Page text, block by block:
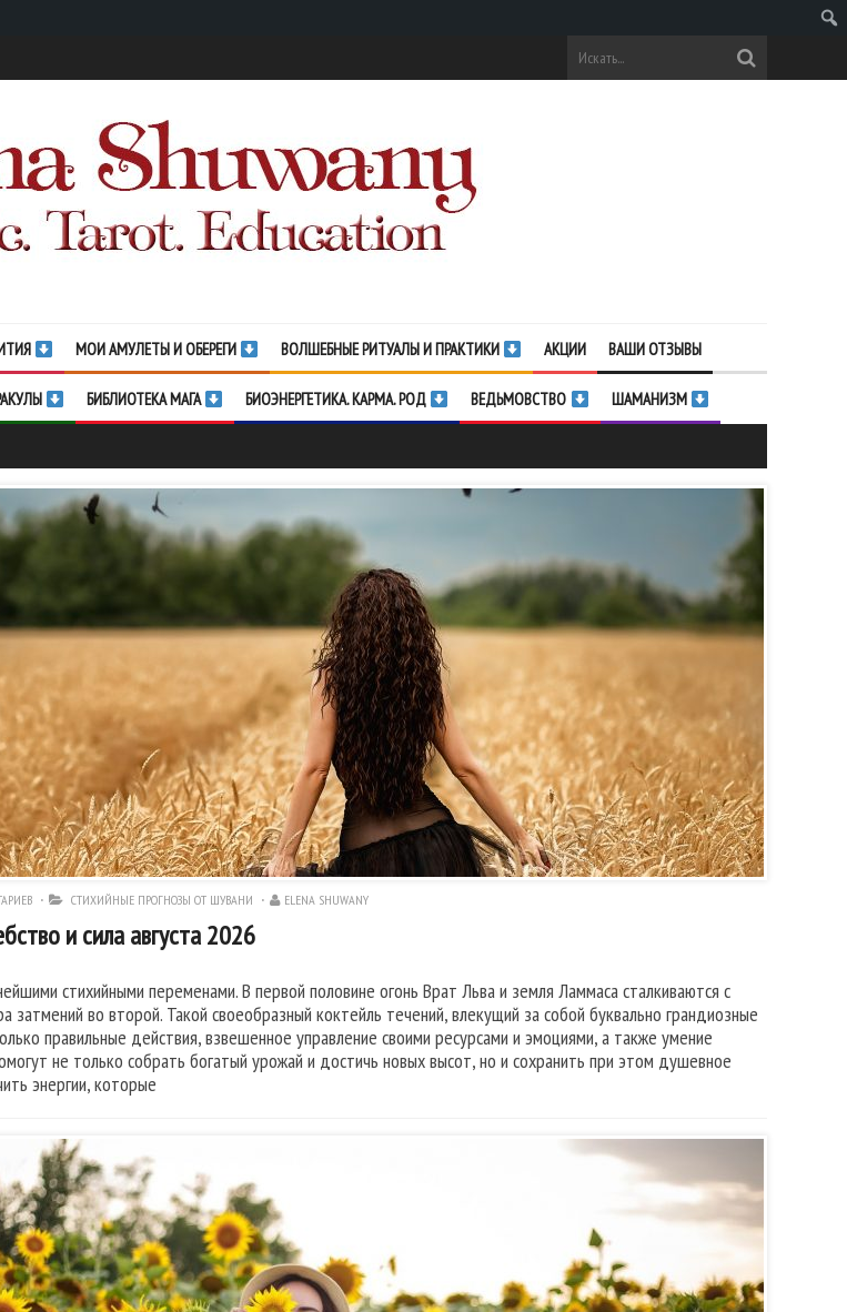
МОИ АМУЛЕТЫ И ОБЕРЕГИ ВОЛШЕБНЫЕ РИТУАЛЫ И ПРАКТИКИ АКЦИИ ВАШИ ОТЗЫВЫ
БИБЛИОТЕКА МАГА БИОЭНЕРГЕТИКА. КАРМА. РОД ВЕДЬМОВСТВО ШАМАНИЗМ
СТИХИЙНЫЕ ПРОГНОЗЫ ОТ ШУВАНИ ELENA SHUWANY
и сила августа 2026
стихийными переменами. В первой половине огонь Врат Льва и земля Ламмаса сталкиваются с
затмений во второй. Такой своеобразный коктейль течений, влекущий за собой буквально грандиозные
правильные действия, взвешенное управление своими ресурсами и эмоциями, а также умение
не только собрать богатый урожай и достичь новых высот, но и сохранить при этом душевное
энергии, которые